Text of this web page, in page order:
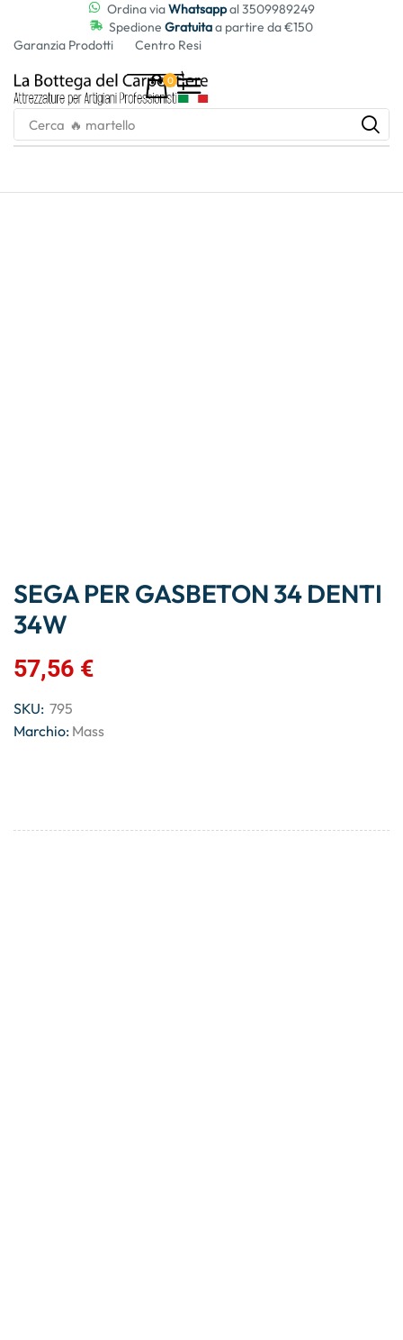
Ordina viaWhatsappal 3509989249
Spedione Gratuitaa partire da €150
Garanzia Prodotti
Centro Resi
0
Cerca 🔥 martello
SEGA PER GASBETON 34 DENTI
34W
57,56 €
SKU: 795
Marchio: Mass